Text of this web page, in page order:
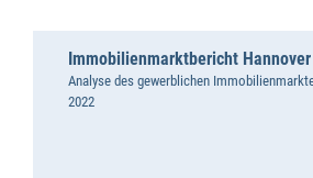
Immobilienmarktbericht
Analyse des gewerblichen
2022